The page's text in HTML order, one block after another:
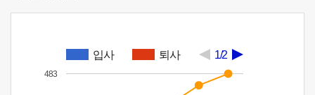
입사 퇴사 1/2
483